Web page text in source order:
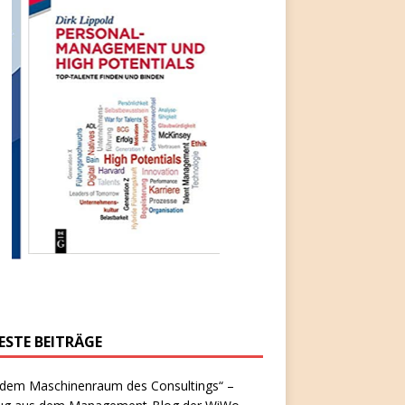
BEITRÄGE
Maschinenraum des Consultings“ –